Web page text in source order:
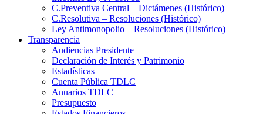
C.Preventiva Central – Dictámenes (Histórico)
C.Resolutiva – Resoluciones (Histórico)
Ley Antimonopolio – Resoluciones (Histórico)
Transparencia
Audiencias Presidente
Declaración de Interés y Patrimonio
Estadísticas
Cuenta Pública TDLC
Anuarios TDLC
Presupuesto